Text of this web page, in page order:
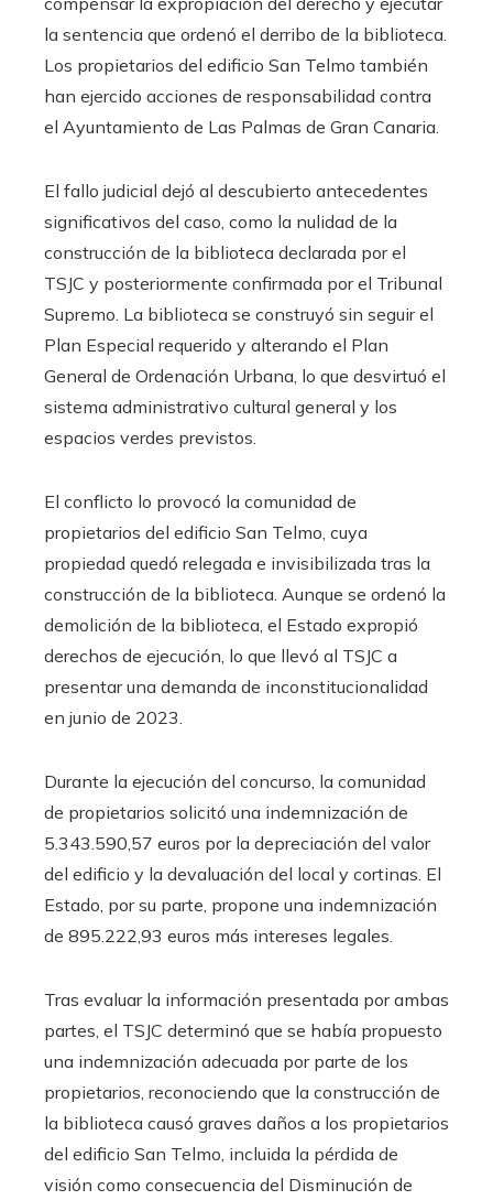
la sentencia que ordenó el derribo de la biblioteca.
Los propietarios del edificio San Telmo también
han ejercido acciones de responsabilidad contra
el Ayuntamiento de Las Palmas de Gran Canaria.
El fallo judicial dejó al descubierto antecedentes
significativos del caso, como la nulidad de la
construcción de la biblioteca declarada por el
TSJC y posteriormente confirmada por el Tribunal
Supremo. La biblioteca se construyó sin seguir el
Plan Especial requerido y alterando el Plan
General de Ordenación Urbana, lo que desvirtuó el
sistema administrativo cultural general y los
espacios verdes previstos.
El conflicto lo provocó la comunidad de
propietarios del edificio San Telmo, cuya
propiedad quedó relegada e invisibilizada tras la
construcción de la biblioteca. Aunque se ordenó la
demolición de la biblioteca, el Estado expropió
derechos de ejecución, lo que llevó al TSJC a
presentar una demanda de inconstitucionalidad
en junio de 2023.
Durante la ejecución del concurso, la comunidad
de propietarios solicitó una indemnización de
5.343.590,57 euros por la depreciación del valor
del edificio y la devaluación del local y cortinas. El
Estado, por su parte, propone una indemnización
de 895.222,93 euros más intereses legales.
Tras evaluar la información presentada por ambas
partes, el TSJC determinó que se había propuesto
una indemnización adecuada por parte de los
propietarios, reconociendo que la construcción de
la biblioteca causó graves daños a los propietarios
del edificio San Telmo, incluida la pérdida de
visión como consecuencia del Disminución de